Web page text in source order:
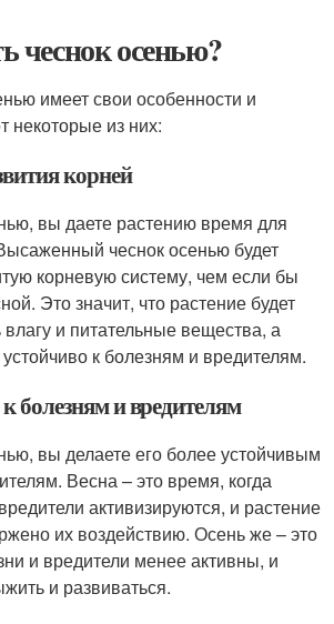
чеснок осенью?
имеет свои особенности и
некоторые из них:
корней
вы даете растению время для
чеснок осенью будет
корневую систему, чем если бы
Это значит, что растение будет
и питательные вещества, а
к болезням и вредителям.
болезням и вредителям
вы делаете его более устойчивым
Весна – это время, когда
активизируются, и растение
их воздействию. Осень же – это
и вредители менее активны, и
и развиваться.